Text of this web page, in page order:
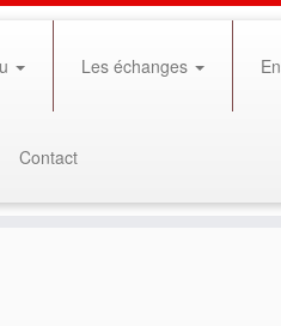
Les échanges
Contact